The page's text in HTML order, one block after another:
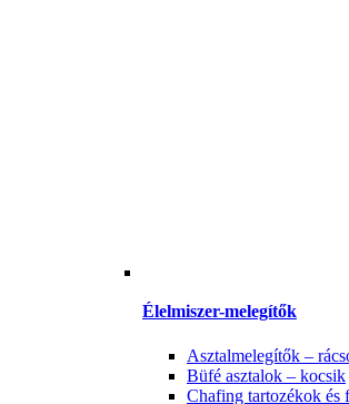
Élelmiszer-melegítők
Asztalmelegítők –
Büfé asztalok – kocsik
Chafing tartozékok és